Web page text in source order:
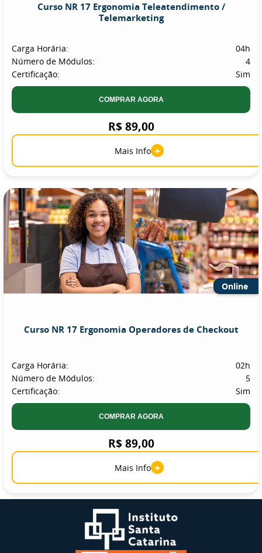
Curso NR 17 Ergonomia Teleatendimento /
Telemarketing
Carga Horária:
04h
Número de Módulos:
4
Certificação:
Sim
COMPRAR AGORA
R$ 89,00
Mais Info +
Online
Curso NR 17 Ergonomia Operadores de Checkout
Carga Horária:
02h
Número de Módulos:
5
Certificação:
Sim
COMPRAR AGORA
R$ 89,00
Mais Info +